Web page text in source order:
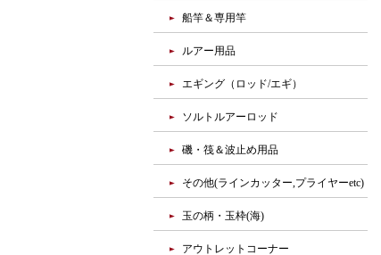
船竿＆専用竿
ルアー用品
エギング（ロッド/エギ）
ソルトルアーロッド
磯・筏＆波止め用品
その他(ラインカッター,プライヤーetc)
玉の柄・玉枠(海)
アウトレットコーナー